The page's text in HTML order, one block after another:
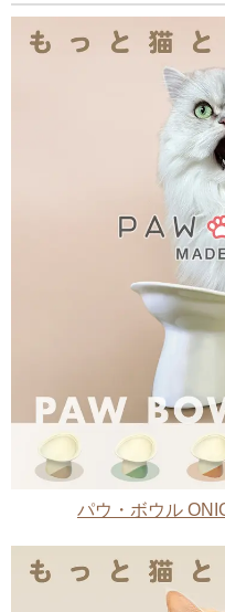
パウ・ボウル